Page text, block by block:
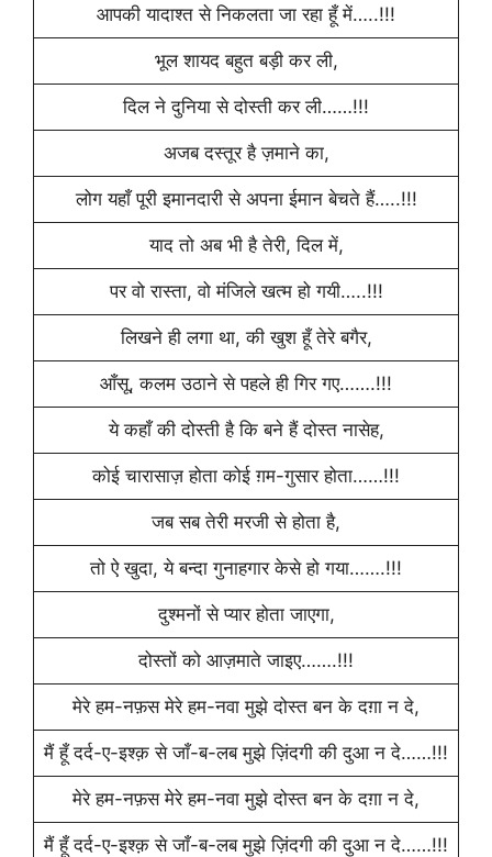
आपकी यादाश्त से निकलता जा रहा हूँ में…..!!!
भूल शायद बहुत बड़ी कर ली,
दिल ने दुनिया से दोस्ती कर ली……!!!
अजब दस्तूर है ज़माने का,
लोग यहाँ पूरी इमानदारी से अपना ईमान बेचते हैं…..!!!
याद तो अब भी है तेरी, दिल में,
पर वो रास्ता, वो मंजिले खत्म हो गयी…..!!!
लिखने ही लगा था, की खुश हूँ तेरे बगैर,
आँसू, कलम उठाने से पहले ही गिर गए…….!!!
ये कहाँ की दोस्ती है कि बने हैं दोस्त नासेह,
कोई चारासाज़ होता कोई ग़म-गुसार होता……!!!
जब सब तेरी मरजी से होता है,
तो ऐ खुदा, ये बन्दा गुनाहगार केसे हो गया…….!!!
दुश्मनों से प्यार होता जाएगा,
दोस्तों को आज़माते जाइए…….!!!
मेरे हम-नफ़स मेरे हम-नवा मुझे दोस्त बन के दग़ा न दे,
मैं हूँ दर्द-ए-इश्क़ से जाँ-ब-लब मुझे ज़िंदगी की दुआ न दे……!!!
मेरे हम-नफ़स मेरे हम-नवा मुझे दोस्त बन के दग़ा न दे,
मैं हूँ दर्द-ए-इश्क़ से जाँ-ब-लब मुझे ज़िंदगी की दुआ न दे……!!!